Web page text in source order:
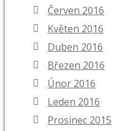
Červen 2016
Květen 2016
Duben 2016
Březen 2016
Únor 2016
Leden 2016
Prosinec 2015